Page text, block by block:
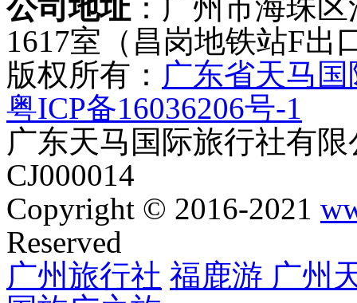
关于我们| 资质证书|联系
报名电话 ：13924290753
微信联系 ：13924290753
whatsapp：13570574488
公司地址：广州市海珠
1617室（昌岗地铁站F出
版权所有：广东省天马
粤ICP备16036206号-1
广东天马国际旅行社有